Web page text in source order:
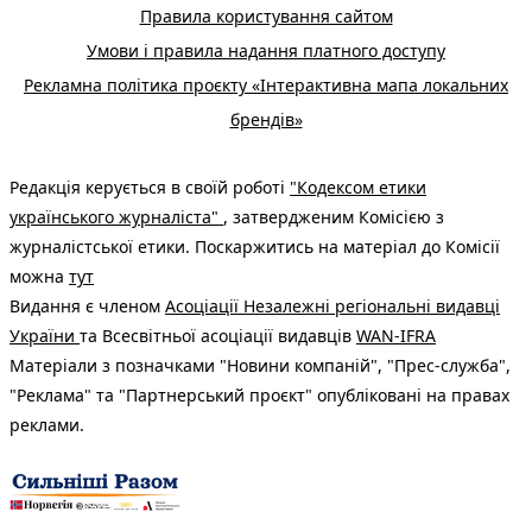
Правила користування сайтом
Умови і правила надання платного доступу
Рекламна політика проєкту «Інтерактивна мапа локальних
брендів»
Редакція керується в своїй роботі "Кодексом етики
українського журналіста" , затвердженим Комісією з
журналістської етики. Поскаржитись на матеріал до Комісії
можна тут
Видання є членом Асоціації Незалежні регіональні видавці
України та Всесвітньої асоціації видавців WAN-IFRA
Матеріали з позначками "Новини компаній", "Прес-служба",
"Реклама" та "Партнерський проєкт" опубліковані на правах
реклами.